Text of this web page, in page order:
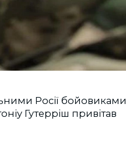
Росії бойовиками
Гутерріш привітав